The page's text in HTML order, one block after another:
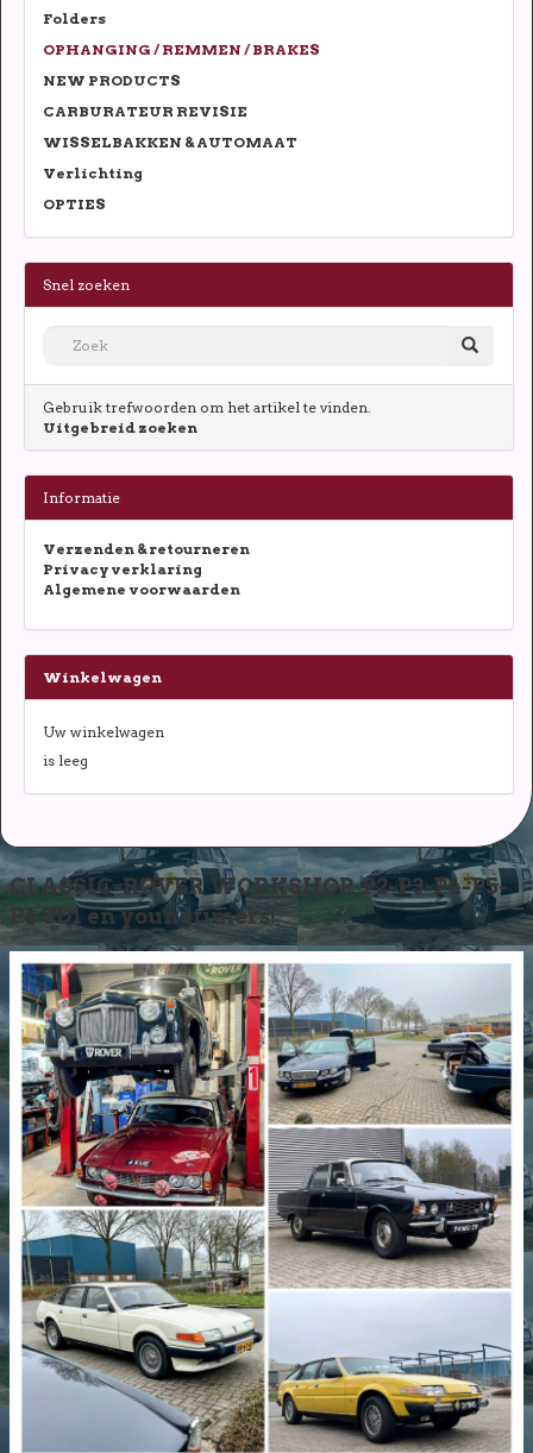
Folders
OPHANGING / REMMEN / BRAKES
NEW PRODUCTS
CARBURATEUR REVISIE
WISSELBAKKEN & AUTOMAAT
Verlichting
OPTIES
Snel zoeken
Gebruik trefwoorden om het artikel te vinden.
Uitgebreid zoeken
Informatie
Verzenden & retourneren
Privacy verklaring
Algemene voorwaarden
Winkelwagen
Uw winkelwagen
is leeg
CLASSIC-ROVER WORKSHOP, P2-P3-P4-P5-
P6 SD1 en youngtimers!